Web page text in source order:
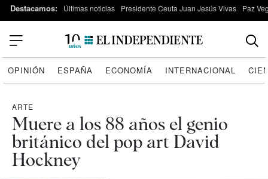
Destacamos: Últimas noticias Presidente Ceuta Juan Jesús Vivas Paz
OPINIÓN ESPAÑA ECONOMÍA INTERNACIONAL
ARTE
Muere a los 88 años el genio
británico del pop art David
Hockney